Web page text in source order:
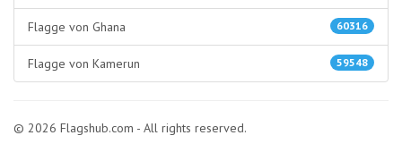
60316
Flagge von Ghana
59548
Flagge von Kamerun
© 2026 Flagshub.com - All rights reserved.